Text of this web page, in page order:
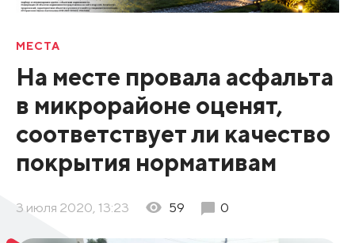
МЕСТА
На месте провала асфальта
в микрорайоне оценят,
соответствует ли качество
покрытия нормативам
3 июля 2020, 13:23 59 0